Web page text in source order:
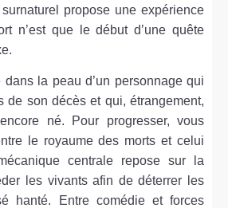
propose une expérience
n’est que le début d’une quête
dans la peau d’un personnage qui
de son décès et qui, étrangement,
né. Pour progresser, vous
le royaume des morts et celui
centrale repose sur la
les vivants afin de déterrer les
hanté. Entre comédie et forces